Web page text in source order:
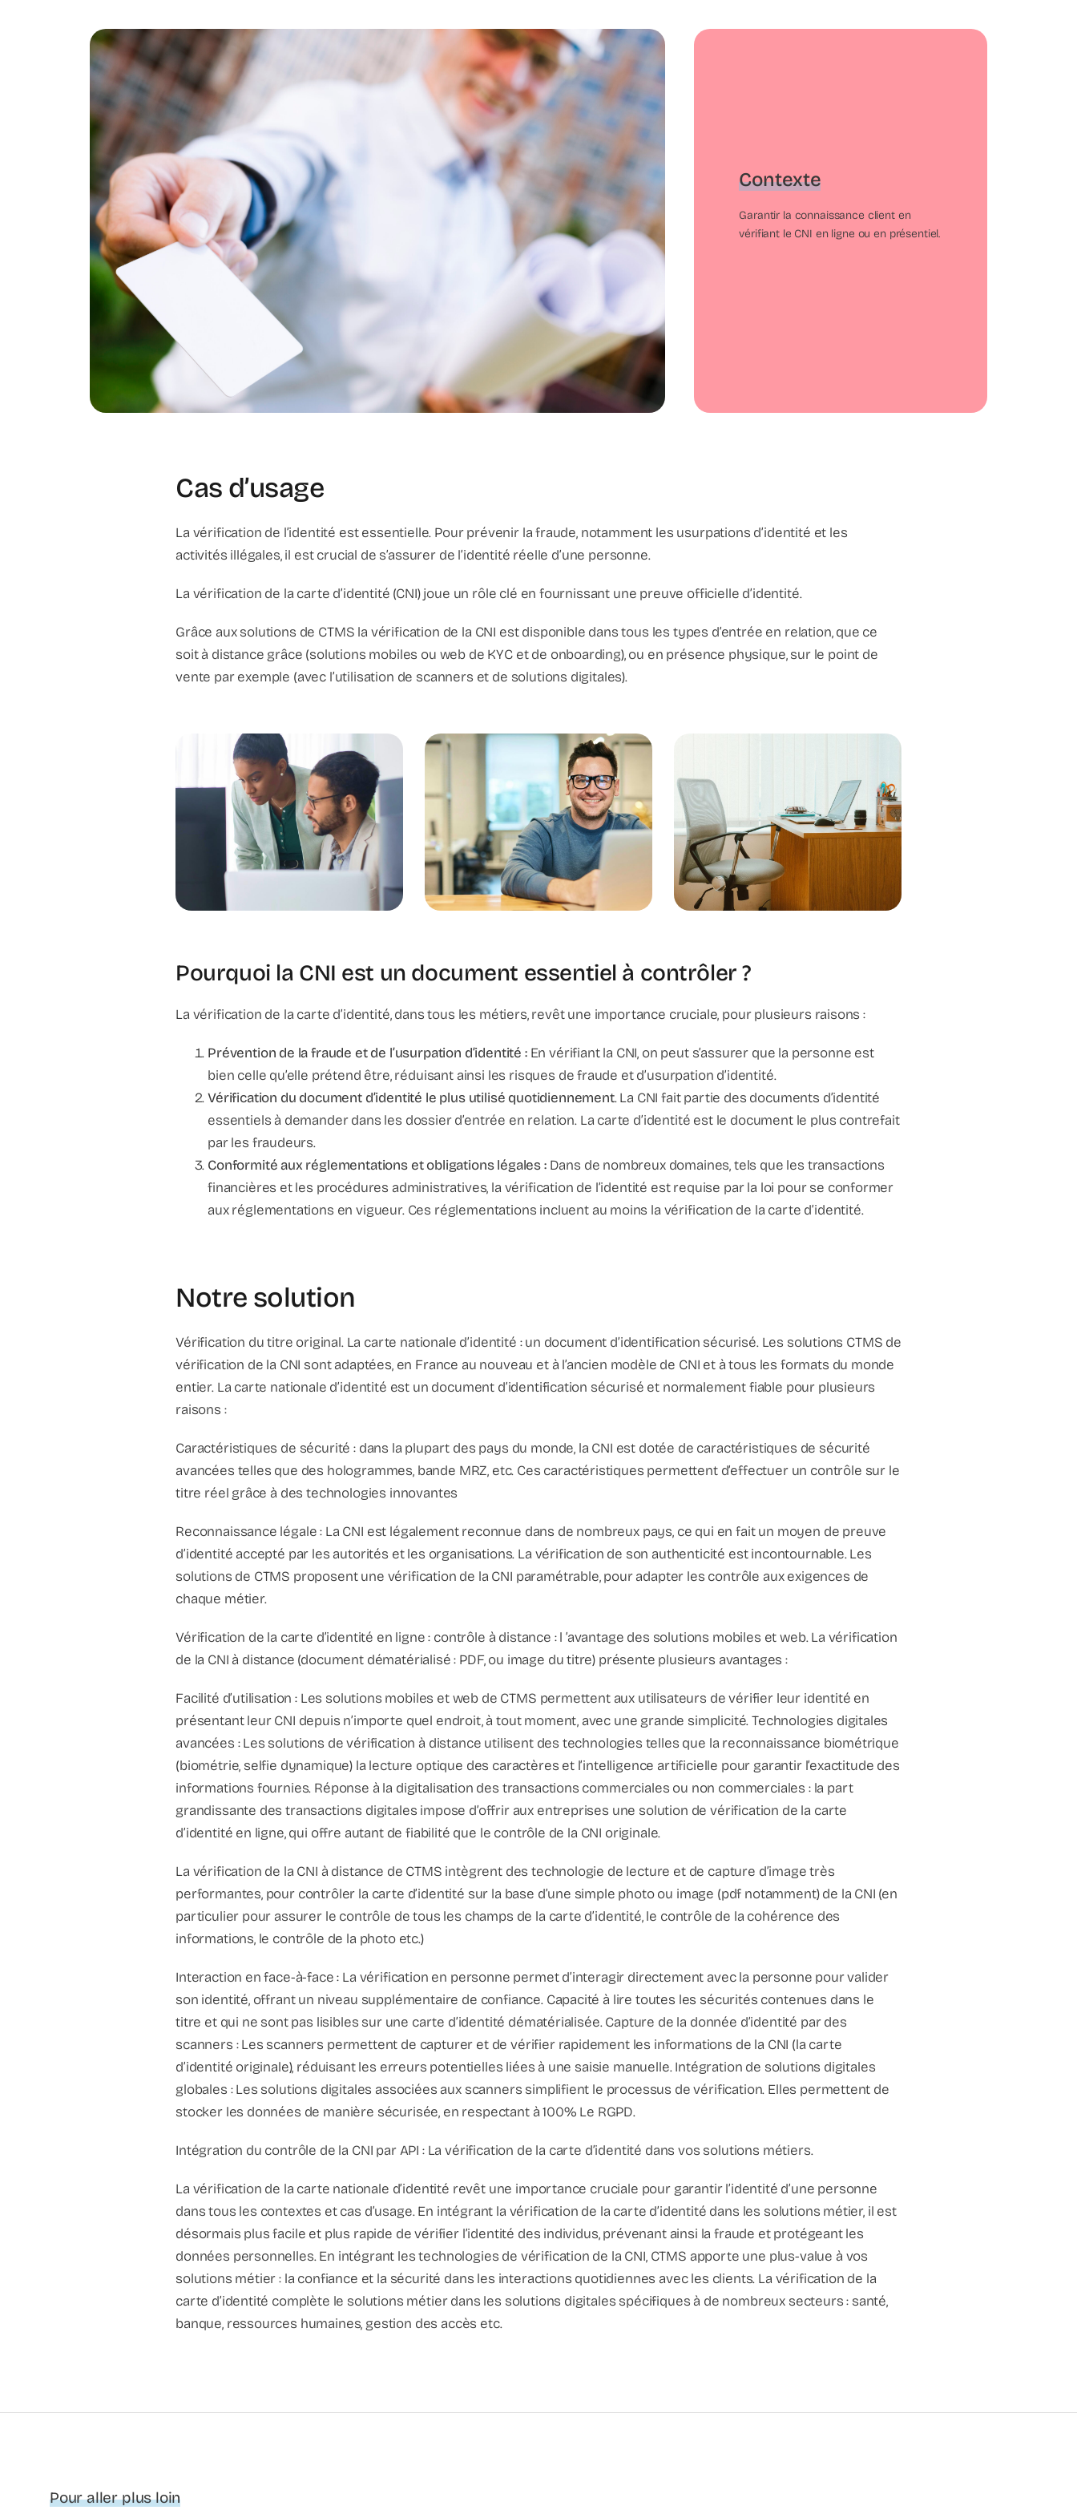
Contexte
Garantir la connaissance client en
vérifiant le CNI en ligne ou en présentiel.
Cas d’usage
La vérification de l’identité est essentielle. Pour prévenir la fraude, notamment les usurpations d’identité et les
activités illégales, il est crucial de s’assurer de l’identité réelle d’une personne.
La vérification de la carte d’identité (CNI) joue un rôle clé en fournissant une preuve officielle d’identité.
Grâce aux solutions de CTMS la vérification de la CNI est disponible dans tous les types d’entrée en relation, que ce
soit à distance grâce (solutions mobiles ou web de KYC et de onboarding), ou en présence physique, sur le point de
vente par exemple (avec l’utilisation de scanners et de solutions digitales).
Pourquoi la CNI est un document essentiel à contrôler ?
La vérification de la carte d’identité, dans tous les métiers, revêt une importance cruciale, pour plusieurs raisons :
Prévention de la fraude et de l’usurpation d’identité :En vérifiant la CNI, on peut s’assurer que la personne est
bien celle qu’elle prétend être, réduisant ainsi les risques de fraude et d’usurpation d’identité.
Vérification du document d’identité le plus utilisé quotidiennement. La CNI fait partie des documents d’identité
essentiels à demander dans les dossier d’entrée en relation. La carte d’identité est le document le plus contrefait
par les fraudeurs.
Conformité aux réglementations et obligations légales :Dans de nombreux domaines, tels que les transactions
financières et les procédures administratives, la vérification de l’identité est requise par la loi pour se conformer
aux réglementations en vigueur. Ces réglementations incluent au moins la vérification de la carte d’identité.
Notre solution
Vérification du titre original. La carte nationale d’identité : un document d’identification sécurisé. Les solutions CTMS de
vérification de la CNI sont adaptées, en France au nouveau et à l’ancien modèle de CNI et à tous les formats du monde
entier. La carte nationale d’identité est un document d’identification sécurisé et normalement fiable pour plusieurs
raisons :
Caractéristiques de sécurité : dans la plupart des pays du monde, la CNI est dotée de caractéristiques de sécurité
avancées telles que des hologrammes, bande MRZ, etc. Ces caractéristiques permettent d’effectuer un contrôle sur le
titre réel grâce à des technologies innovantes
Reconnaissance légale : La CNI est légalement reconnue dans de nombreux pays, ce qui en fait un moyen de preuve
d’identité accepté par les autorités et les organisations. La vérification de son authenticité est incontournable. Les
solutions de CTMS proposent une vérification de la CNI paramétrable, pour adapter les contrôle aux exigences de
chaque métier.
Vérification de la carte d’identité en ligne : contrôle à distance : l ’avantage des solutions mobiles et web. La vérification
de la CNI à distance (document dématérialisé : PDF, ou image du titre) présente plusieurs avantages :
Facilité d’utilisation : Les solutions mobiles et web de CTMS permettent aux utilisateurs de vérifier leur identité en
présentant leur CNI depuis n’importe quel endroit, à tout moment, avec une grande simplicité. Technologies digitales
avancées : Les solutions de vérification à distance utilisent des technologies telles que la reconnaissance biométrique
(biométrie, selfie dynamique) la lecture optique des caractères et l’intelligence artificielle pour garantir l’exactitude des
informations fournies. Réponse à la digitalisation des transactions commerciales ou non commerciales : la part
grandissante des transactions digitales impose d’offrir aux entreprises une solution de vérification de la carte
d’identité en ligne, qui offre autant de fiabilité que le contrôle de la CNI originale.
La vérification de la CNI à distance de CTMS intègrent des technologie de lecture et de capture d’image très
performantes, pour contrôler la carte d’identité sur la base d’une simple photo ou image (pdf notamment) de la CNI (en
particulier pour assurer le contrôle de tous les champs de la carte d’identité, le contrôle de la cohérence des
informations, le contrôle de la photo etc.)
Interaction en face-à-face : La vérification en personne permet d’interagir directement avec la personne pour valider
son identité, offrant un niveau supplémentaire de confiance. Capacité à lire toutes les sécurités contenues dans le
titre et qui ne sont pas lisibles sur une carte d’identité dématérialisée. Capture de la donnée d’identité par des
scanners : Les scanners permettent de capturer et de vérifier rapidement les informations de la CNI (la carte
d’identité originale), réduisant les erreurs potentielles liées à une saisie manuelle. Intégration de solutions digitales
globales : Les solutions digitales associées aux scanners simplifient le processus de vérification. Elles permettent de
stocker les données de manière sécurisée, en respectant à 100% Le RGPD.
Intégration du contrôle de la CNI par API : La vérification de la carte d’identité dans vos solutions métiers.
La vérification de la carte nationale d’identité revêt une importance cruciale pour garantir l’identité d’une personne
dans tous les contextes et cas d’usage. En intégrant la vérification de la carte d’identité dans les solutions métier, il est
désormais plus facile et plus rapide de vérifier l’identité des individus, prévenant ainsi la fraude et protégeant les
données personnelles. En intégrant les technologies de vérification de la CNI, CTMS apporte une plus-value à vos
solutions métier : la confiance et la sécurité dans les interactions quotidiennes avec les clients. La vérification de la
carte d’identité complète le solutions métier dans les solutions digitales spécifiques à de nombreux secteurs : santé,
banque, ressources humaines, gestion des accès etc.
Pour aller plus loin